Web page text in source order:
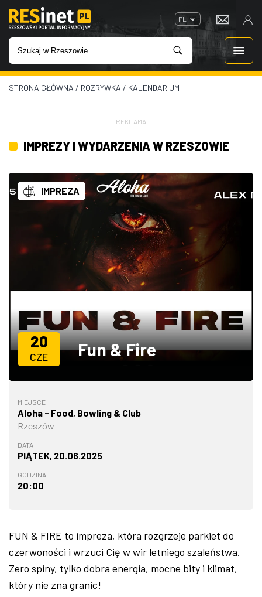
PL
WIADOMOŚCI
IMPREZY
ROZRYWKA
GASTRONOMIA
W RZESZOWIE
STRONA GŁÓWNA / ROZRYWKA / KALENDARIUM
REKLAMA
IMPREZY I WYDARZENIA W RZESZOWIE
IMPREZA
20
CZE Fun & Fire
MIEJSCE
Aloha - Food, Bowling & Club
Rzeszów
DATA
PIĄTEK, 20.06.2025
GODZINA
20:00
FUN & FIRE to impreza, która rozgrzeje parkiet do
czerwoności i wrzuci Cię w wir letniego szaleństwa.
Zero spiny, tylko dobra energia, mocne bity i klimat,
który nie zna granic!